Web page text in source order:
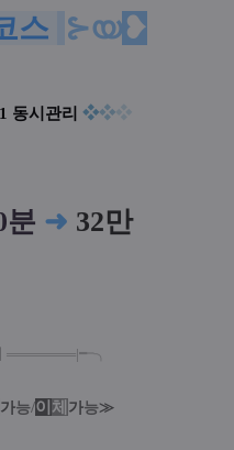
스 ⊱യ❥
동시관리 ❖❖❖
분 ➜ 32만
═══════|╾╮
가능/이 체 가능≫